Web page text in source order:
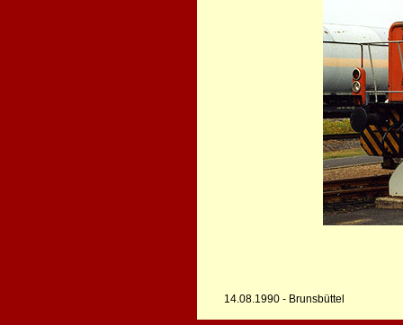
14.08.1990 - Brunsbüttel